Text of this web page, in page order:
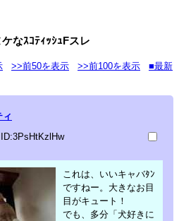
なｽｺﾃｨｯｼｭFスレ
>>前50を表示 >>前100を表示
■最新
ィ
ID:3PsHtKzlHw
これは、いいキャバﾀﾝ
ですねー。大きなお目
目がキュート！
でも、多分「犬好きに